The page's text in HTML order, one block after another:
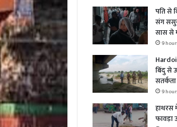
पति से
संग
सास से
9
बिंदु से
सतर्कता
9
हाथरस
फावड़ा